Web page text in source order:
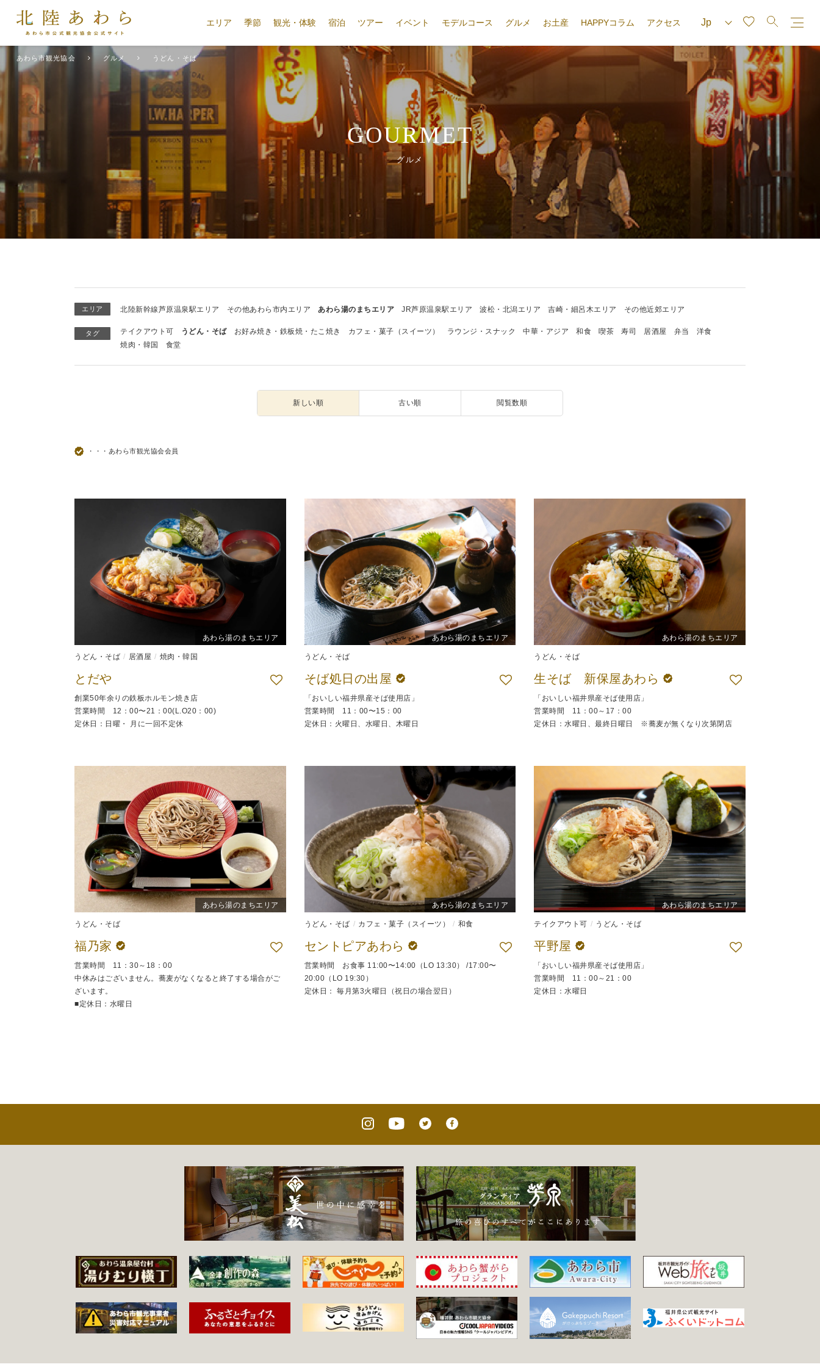
エリア 季節 観光・体験 宿泊 ツアー イベント モデルコース グルメ お土産 HAPPYコラム アクセス
あわら市観光協会 グルメ うどん・そば
GOURMET
グルメ
エリア 北陸新幹線芦原温泉駅エリア その他あわら市内エリア あわら湯のまちエリア JR芦原温泉駅エリア 波松・北潟エリア 吉崎・細呂木エリア その他近郊エリア
タグ テイクアウト可 うどん・そば お好み焼き・鉄板焼・たこ焼き カフェ・菓子（スイーツ） ラウンジ・スナック 中華・アジア 和食 喫茶 寿司 居酒屋 弁当
洋食
焼肉・韓国
食堂
新しい順 古い順 閲覧数順
・・・あわら市観光協会会員
あわら湯のまちエリア
うどん・そば 居酒屋 焼肉・韓国
とだや
創業50年余りの鉄板ホルモン焼き店
営業時間 12：00〜21：00(L.O20：00)
定休日：日曜・ 月に一回不定休
あわら湯のまちエリア
うどん・そば
そば処日の出屋
「おいしい福井県産そば使用店」
営業時間 11：00〜15：00
定休日：火曜日、水曜日、木曜日
あわら湯のまちエリア
うどん・そば
生そば 新保屋あわら
「おいしい福井県産そば使用店」
営業時間 11：00～17：00
定休日：水曜日、最終日曜日 ※蕎麦が無くなり次第閉店
あわら湯のまちエリア
うどん・そば
福乃家
営業時間 11：30～18：00
中休みはございません。蕎麦がなくなると終了する場合がご
ざいます。
■定休日：水曜日
あわら湯のまちエリア
うどん・そば カフェ・菓子（スイーツ） 和食
セントピアあわら
営業時間 お食事 11:00〜14:00（LO 13:30） /17:00〜
20:00（LO 19:30）
定休日： 毎月第3火曜日（祝日の場合翌日）
あわら湯のまちエリア
テイクアウト可 うどん・そば
平野屋
「おいしい福井県産そば使用店」
営業時間 11：00～21：00
定休日：水曜日